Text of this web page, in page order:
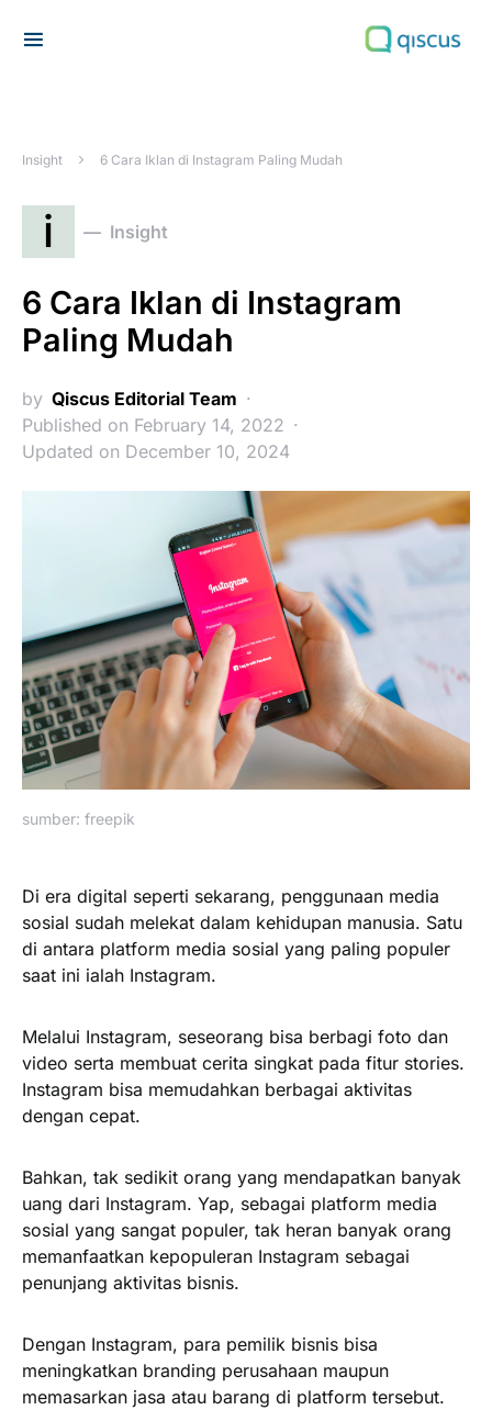
Insight 6 Cara Iklan di Instagram Paling Mudah
i Insight
6 Cara Iklan di Instagram
Paling Mudah
by Qiscus Editorial Team
Published on February 14, 2022
Updated on December 10, 2024
sumber: freepik
Di era digital seperti sekarang, penggunaan media
sosial sudah melekat dalam kehidupan manusia. Satu
di antara platform media sosial yang paling populer
saat ini ialah Instagram.
Melalui Instagram, seseorang bisa berbagi foto dan
video serta membuat cerita singkat pada fitur stories.
Instagram bisa memudahkan berbagai aktivitas
dengan cepat.
Bahkan, tak sedikit orang yang mendapatkan banyak
uang dari Instagram. Yap, sebagai platform media
sosial yang sangat populer, tak heran banyak orang
memanfaatkan kepopuleran Instagram sebagai
penunjang aktivitas bisnis.
Dengan Instagram, para pemilik bisnis bisa
meningkatkan branding perusahaan maupun
memasarkan jasa atau barang di platform tersebut.